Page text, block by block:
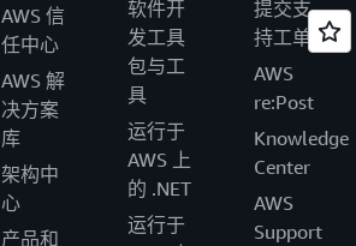
AWS 信
任中心
AWS 解
决方案
库
架构中
心
产品和
软件开
发工具
包与工
具
运行于
AWS 上
的 .NET
运行于
提交支
持工单
AWS
re:Post
Knowledge
Center
AWS
Support